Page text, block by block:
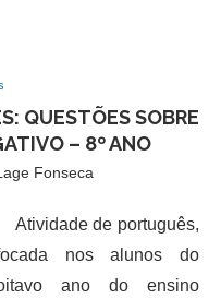
QUESTÕES SOBRE
– 8º ANO
Fonseca
Atividade de português,
nos alunos do
ano do ensino